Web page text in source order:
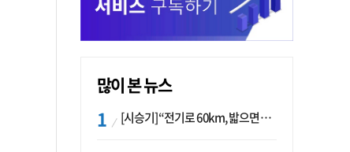
많이 본 뉴스
[시승기] “전기로 60km, 밟으면 462마력”…볼보 XC60 T8의 두 얼굴